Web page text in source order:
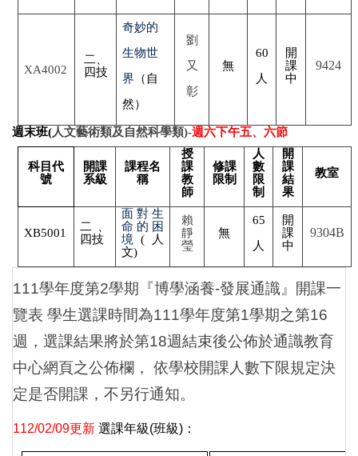
XA4002
二、
四技
奇妙的
生物世
界 （自
然）
劉
又
彰
無
60
人
開
課
中
9424
週末班(人文藝術類及自然科學類)-週六下午五、六節
科目代
號
開課
系級
課程名
稱
授
課
教
師
修課
限制
人
數
限
制
開
課
結
果
教室
XB5001
二、
四技
面對生
命的困
境( 人
文)
賴
靜
瑩
無
65
人
開
課
中
9304B
111學年度第2學期『博學涵養-發展通識』開課一
覽表 學生選課時間為111學年度第1學期之第16
週，選課結果將於第18週結束後公佈於通識教育
中心網頁之公佈欄， 依學校開課人數下限規定決
定是否開課，不另行通知。
112/02/09更新 選課年級(班級)：